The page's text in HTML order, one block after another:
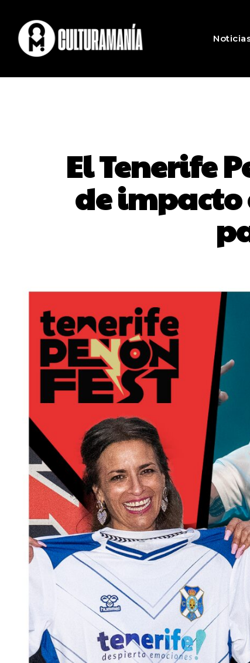
El Tenerife
de impacto